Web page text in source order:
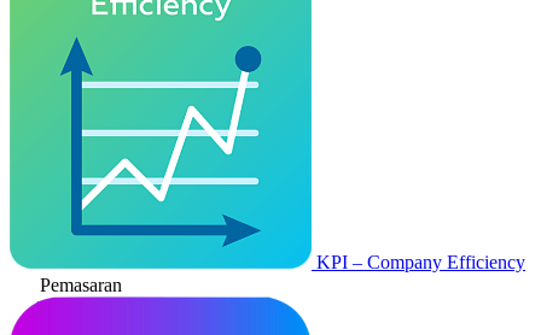
KPI – Company Efficiency
Pemasaran